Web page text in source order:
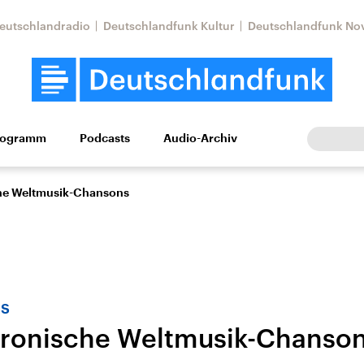
Deutschlandfunk Kultur Deutschlandfunk
Wissen Kultur Europa
Beiträge,
Nahostkonflikt
Iran
Podcasts Audio-Archiv
Weltmusik-Chansons
Weltmusik-